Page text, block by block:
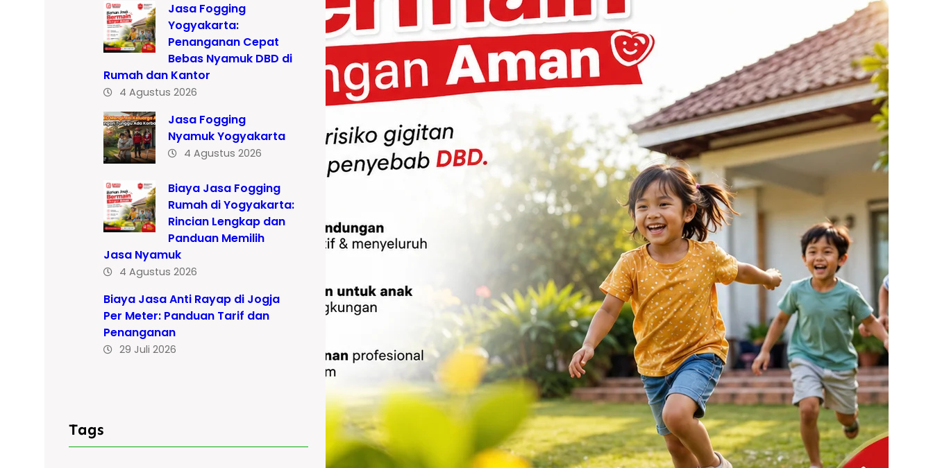
Jasa Fogging
Yogyakarta:
Penanganan Cepat
Bebas Nyamuk DBD di
Rumah dan Kantor
4 Agustus 2026
Jasa Fogging
Nyamuk Yogyakarta
4 Agustus 2026
Biaya Jasa Fogging
Rumah di Yogyakarta:
Rincian Lengkap dan
Panduan Memilih
Jasa Nyamuk
4 Agustus 2026
Biaya Jasa Anti Rayap di Jogja
Per Meter: Panduan Tarif dan
Penanganan
29 Juli 2026
Tags